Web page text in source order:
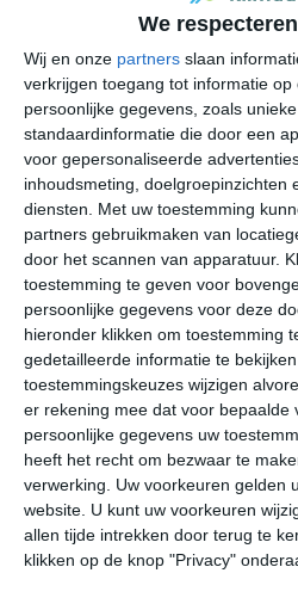
We
Wij en onze partners slaan
verkrijgen toegang tot informatie
persoonlijke gegevens, zoals
standaardinformatie die door een
voor gepersonaliseerde
inhoudsmeting, doelgroepinzichten
diensten. Met uw toestemming
partners gebruikmaken van
door het scannen van apparatuur.
toestemming te geven voor
persoonlijke gegevens voor deze
hieronder klikken om toestemming
gedetailleerde informatie te
toestemmingskeuzes wijzigen
er rekening mee dat voor bepaalde
persoonlijke gegevens uw
heeft het recht om bezwaar te
verwerking. Uw voorkeuren gelden
website. U kunt uw voorkeuren
allen tijde intrekken door terug te
klikken op de knop "Privacy"
21°C
vr
24° 18°
za
23° 16° 23°
24°C 21°C 18°C
17:00 20:00 23:00
17:00 20:00 23:00